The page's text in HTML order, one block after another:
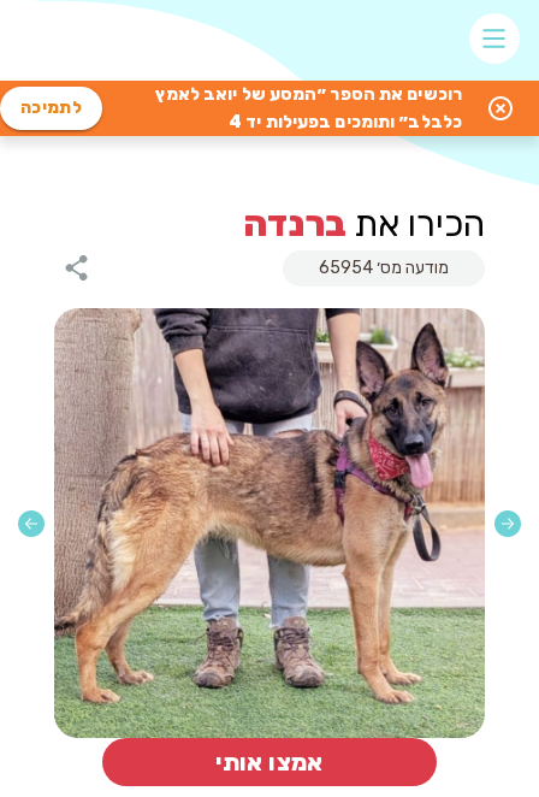
רוכשים את הספר ״המסע של יואב לאמץ
כלבלב״ ותומכים בפעילות יד 4
לתמיכה
הכירו את ברנדה
מודעה מס׳ 65954
אמצו אותי